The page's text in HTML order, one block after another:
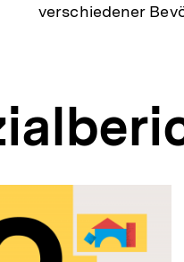
verschiedener